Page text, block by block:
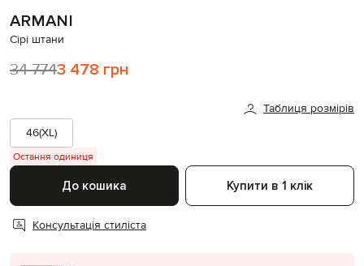
ARMANI
Сірі штани
34 7743 478 грн
Таблиця розмірів
46(XL)
Остання одиниця
До кошика Купити в 1 клік
Консультація стиліста